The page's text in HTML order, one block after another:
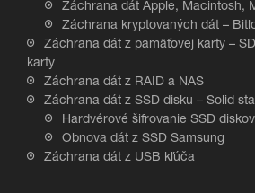
Záchrana dát Apple, Macintosh,
Záchrana kryptovaných dát –
Záchrana dát z pamäťovej karty –
karty
Záchrana dát z RAID a NAS
Záchrana dát z SSD disku – Solid
Hardvérové šifrovanie SSD diskov
Obnova dát z SSD Samsung
Záchrana dát z USB kľúča